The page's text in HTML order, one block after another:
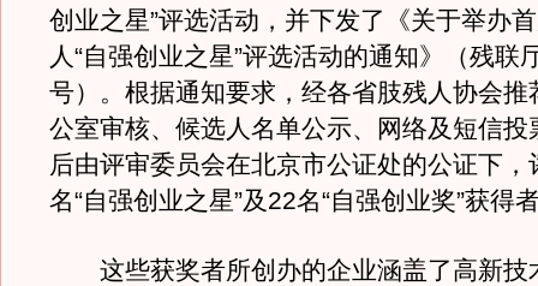
创业之星”评选活动，并下发了《关于举办
人“自强创业之星”评选活动的通知》（残联
号）。根据通知要求，经各省肢残人协会推
公室审核、候选人名单公示、网络及短信投
后由评审委员会在北京市公证处的公证下，
名“自强创业之星”及22名“自强创业奖”获得
这些获奖者所创办的企业涵盖了高新技